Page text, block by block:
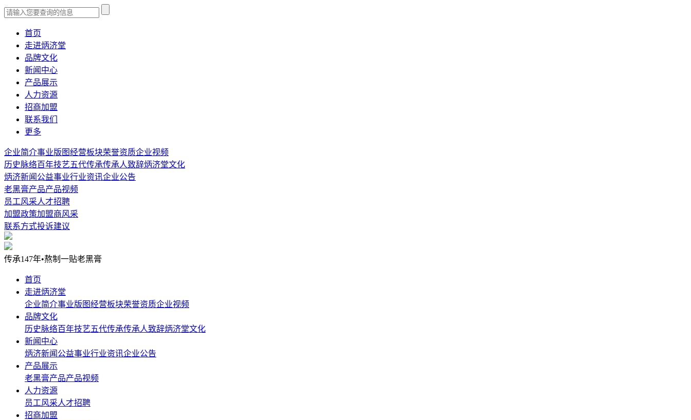
首页
走进炳济堂
品牌文化
新闻中心
产品展示
人力资源
招商加盟
联系我们
更多
企业简介事业版图经营板块荣誉资质企业视频
历史脉络百年技艺五代传承传承人致辞炳济堂文化
炳济新闻 公益事业行业资讯企业公告
老黑膏产品产品视频
员工风采人才招聘
加盟政策加盟商风采
联系方式投诉建议
传承147年•熬制一贴老黑膏
首页
走进炳济堂
企业简介事业版图经营板块荣誉资质企业视频
品牌文化
历史脉络百年技艺五代传承传承人致辞炳济堂文化
新闻中心
炳济新闻 公益事业行业资讯企业公告
产品展示
老黑膏产品产品视频
人力资源
员工风采人才招聘
招商加盟